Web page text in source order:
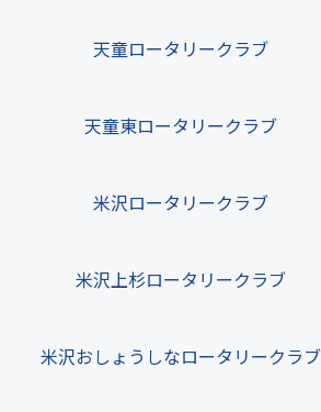
天童ロータリークラブ
天童東ロータリークラブ
米沢ロータリークラブ
米沢上杉ロータリークラブ
米沢おしょうしなロータリークラブ